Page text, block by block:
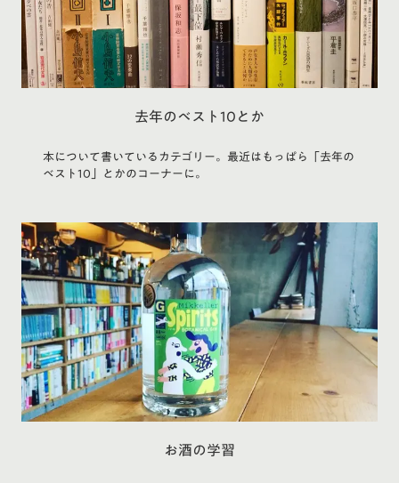
去年のベスト10とか
本について書いているカテゴリー。最近はもっぱら「去年の
ベスト10」とかのコーナーに。
お酒の学習